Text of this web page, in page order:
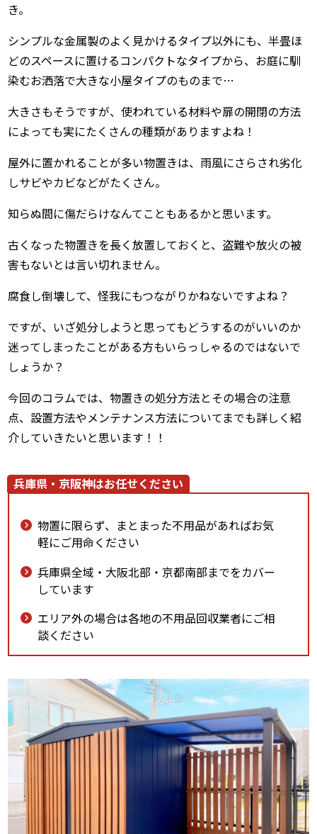
き。
シンプルな金属製のよく見かけるタイプ以外にも、半畳ほ
どのスペースに置けるコンパクトなタイプから、お庭に馴
染むお洒落で大きな小屋タイプのものまで…
大きさもそうですが、使われている材料や扉の開閉の方法
によっても実にたくさんの種類がありますよね！
屋外に置かれることが多い物置きは、雨風にさらされ劣化
しサビやカビなどがたくさん。
知らぬ間に傷だらけなんてこともあるかと思います。
古くなった物置きを長く放置しておくと、盗難や放火の被
害もないとは言い切れません。
腐食し倒壊して、怪我にもつながりかねないですよね？
ですが、いざ処分しようと思ってもどうするのがいいのか
迷ってしまったことがある方もいらっしゃるのではないで
しょうか？
今回のコラムでは、物置きの処分方法とその場合の注意
点、設置方法やメンテナンス方法についてまでも詳しく紹
介していきたいと思います！！
兵庫県・京阪神はお任せください
物置に限らず、まとまった不用品があればお気
軽にご用命ください
兵庫県全域・大阪北部・京都南部までをカバー
しています
エリア外の場合は各地の不用品回収業者にご相
談ください